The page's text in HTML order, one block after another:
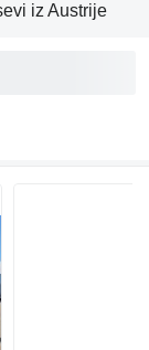
iz Austrije